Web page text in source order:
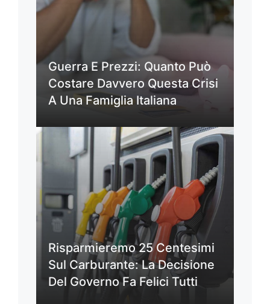
Guerra E Prezzi: Quanto Può
Costare Davvero Questa Crisi
A Una Famiglia Italiana
Risparmieremo 25 Centesimi
Sul Carburante: La Decisione
Del Governo Fa Felici Tutti